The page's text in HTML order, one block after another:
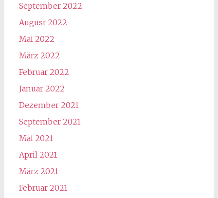
September 2022
August 2022
Mai 2022
März 2022
Februar 2022
Januar 2022
Dezember 2021
September 2021
Mai 2021
April 2021
März 2021
Februar 2021